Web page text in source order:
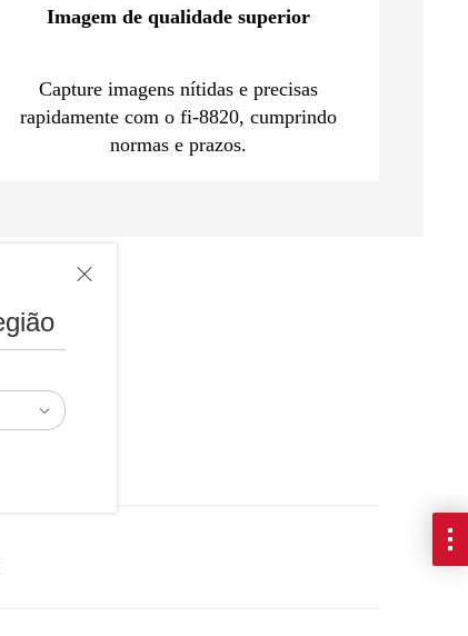
Imagem de qualidade superior
Capture imagens nítidas e precisas
rapidamente com o fi-8820, cumprindo
normas e prazos.